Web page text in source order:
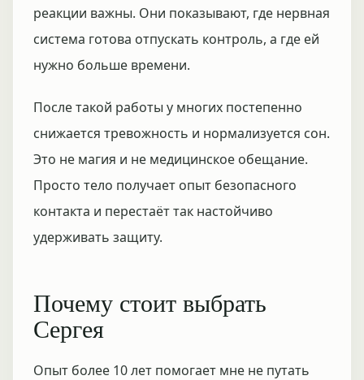
реакции важны. Они показывают, где нервная
система готова отпускать контроль, а где ей
нужно больше времени.
После такой работы у многих постепенно
снижается тревожность и нормализуется сон.
Это не магия и не медицинское обещание.
Просто тело получает опыт безопасного
контакта и перестаёт так настойчиво
удерживать защиту.
Почему стоит выбрать
Сергея
Опыт более 10 лет помогает мне не путать